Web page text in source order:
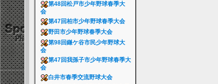
第48回松戸市少年野球春季大
会
第47回柏市少年野球春季大会
野田市少年野球春季大会
第98回鎌ケ谷市民少年野球大
会
第47回我孫子市少年野球春季大
会
白井市春季交流野球大会